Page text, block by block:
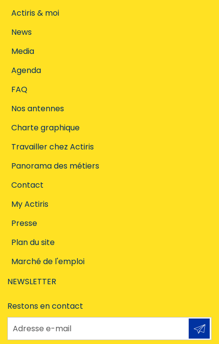
Actiris & moi
News
Media
Agenda
FAQ
Nos antennes
Charte graphique
Travailler chez Actiris
Panorama des métiers
Contact
My Actiris
Presse
Plan du site
Marché de l'emploi
NEWSLETTER
Restons en contact
Adresse e-mail